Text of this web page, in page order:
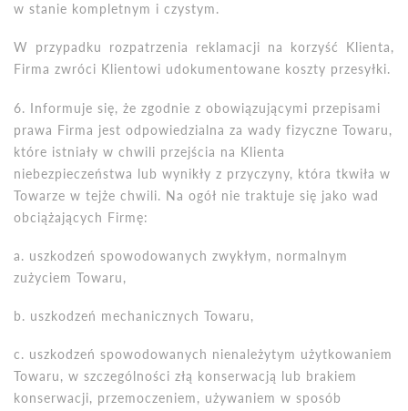
w stanie kompletnym i czystym.
W przypadku rozpatrzenia reklamacji na korzyść Klienta,
Firma zwróci Klientowi udokumentowane koszty przesyłki.
6. Informuje się, że zgodnie z obowiązującymi przepisami
prawa Firma jest odpowiedzialna za wady fizyczne Towaru,
które istniały w chwili przejścia na Klienta
niebezpieczeństwa lub wynikły z przyczyny, która tkwiła w
Towarze w tejże chwili. Na ogół nie traktuje się jako wad
obciążających Firmę:
a. uszkodzeń spowodowanych zwykłym, normalnym
zużyciem Towaru,
b. uszkodzeń mechanicznych Towaru,
c. uszkodzeń spowodowanych nienależytym użytkowaniem
Towaru, w szczególności złą konserwacją lub brakiem
konserwacji, przemoczeniem, używaniem w sposób